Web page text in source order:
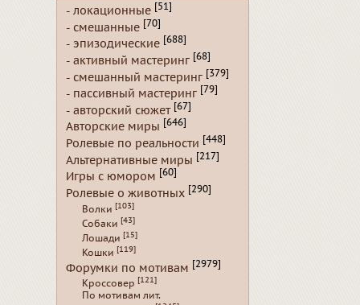
- локационные [51]
- смешанные [70]
- эпизодические [688]
- активный мастеринг [68]
- смешанный мастеринг [379]
- пассивный мастеринг [79]
- авторский сюжет [67]
Авторские миры [646]
Ролевые по реальности [448]
Альтернативные миры [217]
Игры с юмором [60]
Ролевые о животных [290]
Волки [103]
Собаки [43]
Лошади [15]
Кошки [119]
Форумки по мотивам [2979]
Кроссовер [121]
По мотивам лит.